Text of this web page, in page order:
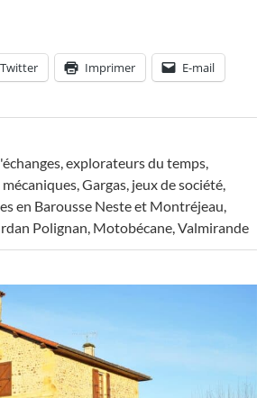
Twitter Imprimer E-mail
explorateurs du temps
Gargas jeux de société
en Barousse Neste et Montréjeau
Polignan Motobécane Valmirande